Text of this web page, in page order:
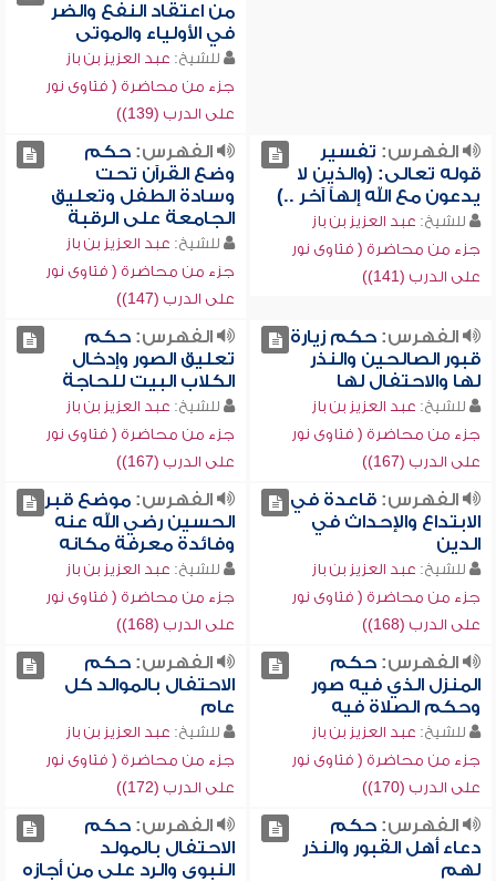
من اعتقاد النفع والضر
في الأولياء والموتى
للشيخ: عبد العزيز بن باز
جزء من محاضرة ( فتاوى نور
على الدرب (139))
الفهرس: تفسير
قوله تعالى: (والذين لا
يدعون مع الله إلهاً آخر ..)
للشيخ: عبد العزيز بن باز
جزء من محاضرة ( فتاوى نور
على الدرب (141))
الفهرس:حكم
وضع القرآن تحت
وسادة الطفل وتعليق
الجامعة على الرقبة
للشيخ: عبد العزيز بن باز
جزء من محاضرة ( فتاوى نور
على الدرب (147))
الفهرس:حكم زيارة
قبور الصالحين والنذر
لها والاحتفال لها
للشيخ: عبد العزيز بن باز
جزء من محاضرة ( فتاوى نور
على الدرب (167))
الفهرس:حكم
تعليق الصور وإدخال
الكلاب البيت للحاجة
للشيخ: عبد العزيز بن باز
جزء من محاضرة ( فتاوى نور
على الدرب (167))
الفهرس:قاعدة في
الابتداع والإحداث في
الدين
للشيخ: عبد العزيز بن باز
جزء من محاضرة ( فتاوى نور
على الدرب (168))
الفهرس:موضع قبر
الحسين رضي الله عنه
وفائدة معرفة مكانه
للشيخ: عبد العزيز بن باز
جزء من محاضرة ( فتاوى نور
على الدرب (168))
الفهرس:حكم
المنزل الذي فيه صور
وحكم الصلاة فيه
للشيخ: عبد العزيز بن باز
جزء من محاضرة ( فتاوى نور
على الدرب (170))
الفهرس:حكم
الاحتفال بالموالد كل
عام
للشيخ: عبد العزيز بن باز
جزء من محاضرة ( فتاوى نور
على الدرب (172))
الفهرس:حكم
دعاء أهل القبور والنذر
لهم
الفهرس:حكم
الاحتفال بالمولد
النبوي والرد على من أجازه